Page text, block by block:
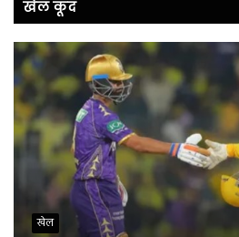
खेल कूद
खेल